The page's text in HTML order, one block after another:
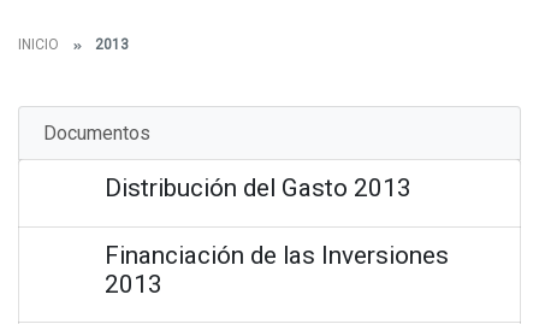
INICIO 2013
Documentos
Distribución del Gasto 2013
Financiación de las Inversiones
2013